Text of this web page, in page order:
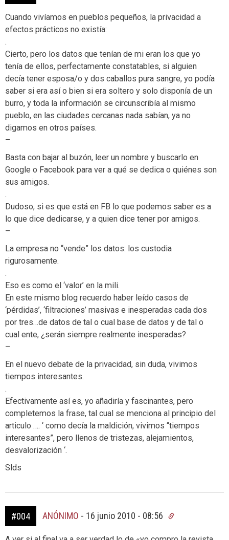
Cuando vivíamos en pueblos pequeños, la privacidad a
efectos prácticos no existía:
.
Cierto, pero los datos que tenían de mi eran los que yo
tenía de ellos, perfectamente constatables, si alguien
decía tener esposa/o y dos caballos pura sangre, yo podía
saber si era así o bien si era soltero y solo disponía de un
burro, y toda la información se circunscribía al mismo
pueblo, en las ciudades cercanas nada sabían, ya no
digamos en otros países.
–
Basta con bajar al buzón, leer un nombre y buscarlo en
Google o Facebook para ver a qué se dedica o quiénes son
sus amigos.
.
Dudoso, si es que está en FB lo que podemos saber es a
lo que dice dedicarse, y a quien dice tener por amigos.
–
La empresa no “vende” los datos: los custodia
rigurosamente.
.
Eso es como el ‘valor’ en la mili.
En este mismo blog recuerdo haber leído casos de
‘pérdidas’, ‘filtraciones’ masivas e inesperadas cada dos
por tres…de datos de tal o cual base de datos y de tal o
cual ente, ¿serán siempre realmente inesperadas?
–
En el nuevo debate de la privacidad, sin duda, vivimos
tiempos interesantes.
.
Efectivamente así es, yo añadiría y fascinantes, pero
completemos la frase, tal cual se menciona al principio del
articulo …. ‘ como decía la maldición, vivimos “tiempos
interesantes”, pero llenos de tristezas, alejamientos,
desvalorización ‘.
Slds
#004 ANÓNIMO - 16 junio 2010 - 08:56